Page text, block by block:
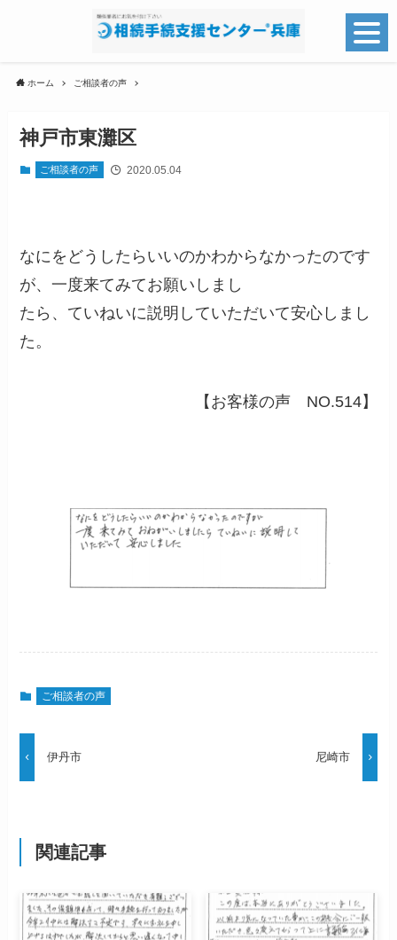
ホーム ご相談者の声
神戸市東灘区
ご相談者の声 2020.05.04
なにをどうしたらいいのかわからなかったのです
が、一度来てみてお願いしまし
たら、ていねいに説明していただいて安心しまし
た。
【お客様の声 NO.514】
ご相談者の声
伊丹市 尼崎市
関連記事